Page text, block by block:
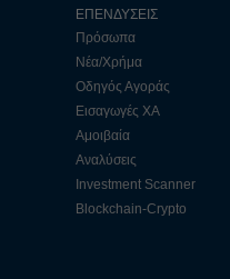
ΕΠΕΝΔΥΣΕΙΣ
Πρόσωπα
Νέα/Χρήμα
Οδηγός Αγοράς
Εισαγωγές ΧΑ
Αμοιβαία
Αναλύσεις
Investment Scanner
Blockchain-Crypto